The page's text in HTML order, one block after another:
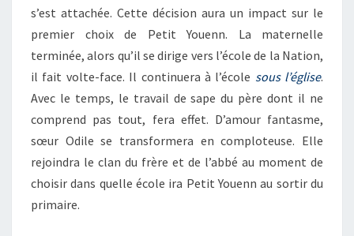
s’est attachée. Cette décision aura un impact sur le
premier choix de Petit Youenn. La maternelle
terminée, alors qu’il se dirige vers l’école de la Nation,
il fait volte-face. Il continuera à l’école sous l’église.
Avec le temps, le travail de sape du père dont il ne
comprend pas tout, fera effet. D’amour fantasme,
sœur Odile se transformera en comploteuse. Elle
rejoindra le clan du frère et de l’abbé au moment de
choisir dans quelle école ira Petit Youenn au sortir du
primaire.